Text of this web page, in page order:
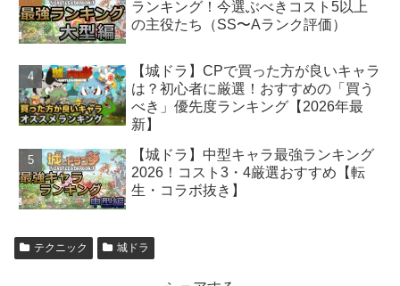
ランキング！今選ぶべきコスト5以上
の主役たち（SS〜Aランク評価）
【城ドラ】CPで買った方が良いキャラ
は？初心者に厳選！おすすめの「買う
べき」優先度ランキング【2026年最
新】
【城ドラ】中型キャラ最強ランキング
2026！コスト3・4厳選おすすめ【転
生・コラボ抜き】
テクニック 城ドラ